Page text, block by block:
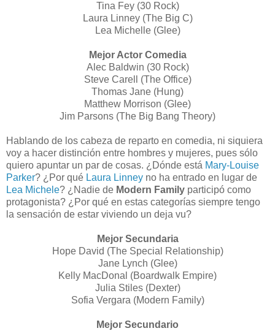
Tina Fey (30 Rock)
Laura Linney (The Big C)
Lea Michelle (Glee)
Mejor Actor Comedia
Alec Baldwin (30 Rock)
Steve Carell (The Office)
Thomas Jane (Hung)
Matthew Morrison (Glee)
Jim Parsons (The Big Bang Theory)
Hablando de los cabeza de reparto en comedia, ni siquiera
voy a hacer distinción entre hombres y mujeres, pues sólo
quiero apuntar un par de cosas. ¿Dónde está Mary-Louise
Parker? ¿Por qué Laura Linney no ha entrado en lugar de
Lea Michele? ¿Nadie de Modern Family participó como
protagonista? ¿Por qué en estas categorías siempre tengo
la sensación de estar viviendo un deja vu?
Mejor Secundaria
Hope David (The Special Relationship)
Jane Lynch (Glee)
Kelly MacDonal (Boardwalk Empire)
Julia Stiles (Dexter)
Sofia Vergara (Modern Family)
Mejor Secundario